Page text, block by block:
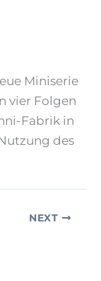
Miniserie
vier Folgen
Fabrik in
des
NEXT